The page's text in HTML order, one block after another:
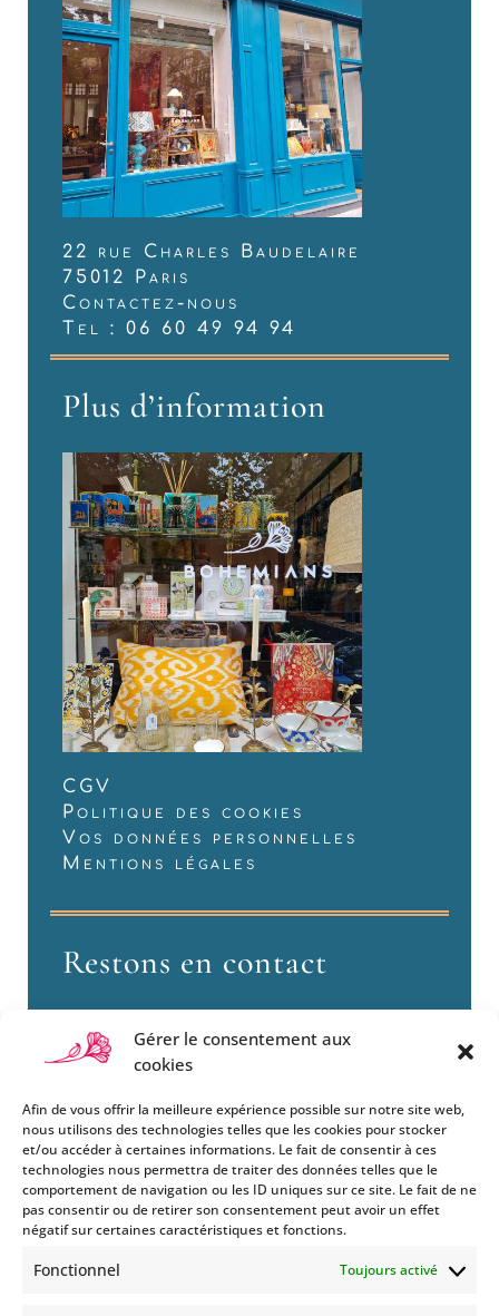
Gérer le consentement aux
cookies
Afin de vous offrir la meilleure expérience possible sur notre site web,
nous utilisons des technologies telles que les cookies pour stocker
et/ou accéder à certaines informations. Le fait de consentir à ces
technologies nous permettra de traiter des données telles que le
comportement de navigation ou les ID uniques sur ce site. Le fait de ne
pas consentir ou de retirer son consentement peut avoir un effet
négatif sur certaines caractéristiques et fonctions.
Fonctionnel Toujours activé
22 rue Charles Baudelaire
75012 Paris
Contactez-nous
Tel : 06 60 49 94 94
Plus d’information
CGV
Politique des cookies
Vos données personnelles
Mentions légales
Restons en contact
Si vous souhaitez être informés
des nouveautés et évènements
que nous organisons
abonnez-vous à notre